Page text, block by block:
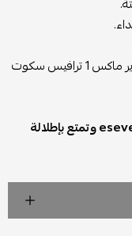
✨ أضف لمسة من التميز إلى إطلالتك مع نايك إير ماكس 1 ترافيس سكوت
اطلب الآن من متجرنا الإلكتروني eseve nstore وتمتع بإطلالة